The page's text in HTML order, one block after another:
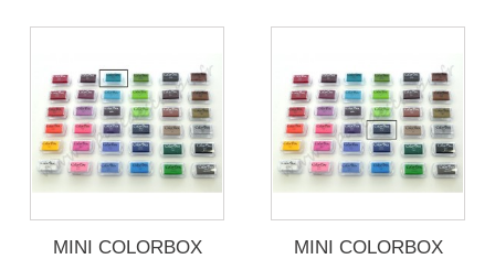
MINI COLORBOX
MINI COLORBOX